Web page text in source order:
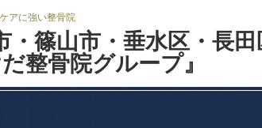
アに強い整骨院